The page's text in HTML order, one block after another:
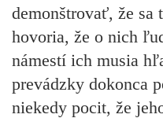
demonštrovať, že sa
hovoria, že o nich
námestí ich musia
prevádzky dokonca
niekedy pocit, že